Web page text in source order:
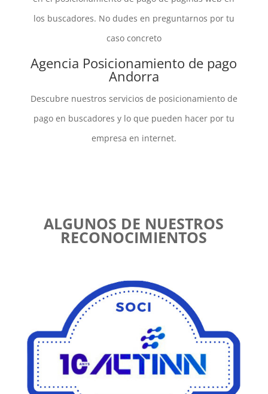
los buscadores. No dudes en preguntarnos por tu
caso concreto
Agencia Posicionamiento de pago
Andorra
Descubre nuestros servicios de posicionamiento de
pago en buscadores y lo que pueden hacer por tu
empresa en internet.
ALGUNOS DE NUESTROS
RECONOCIMIENTOS